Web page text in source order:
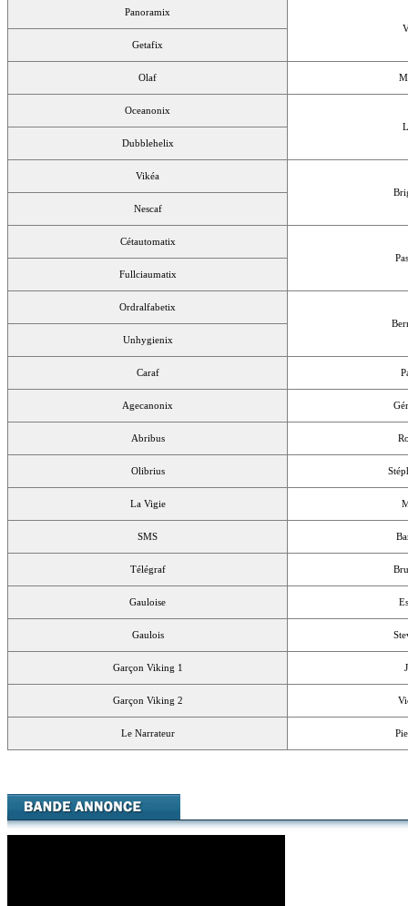
Panoramix
Getafix
Olaf
Oceanonix
Dubblehelix
Vikéa
Nescaf
Cétautomatix
Fullciaumatix
Ordralfabetix
Unhygienix
Caraf
Agecanonix
Abribus
Olibrius
La Vigie
SMS
Télégraf
Gauloise
Gaulois
Garçon Viking 1
Garçon Viking 2
Le Narrateur